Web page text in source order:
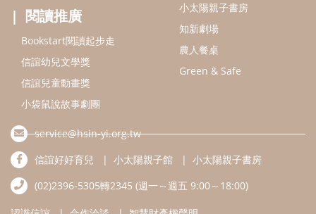
閱讀推廣
Bookstart閱讀起步走
信誼幼兒文學獎
信誼兒童動畫獎
小袋鼠說故事劇團
小太陽親子書房
知新劇場
農人餐桌
Green & Safe
service@hsin-yi.org.tw
信誼好好育兒
小太陽親子館
小太陽親子書房
(02)2396-5305轉2345 (週一～週五 9:00～18:00)